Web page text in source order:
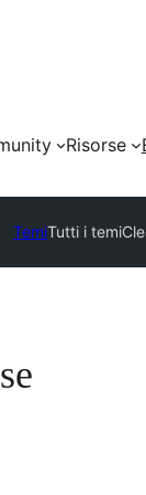
Risorse
TemiTutti i temi